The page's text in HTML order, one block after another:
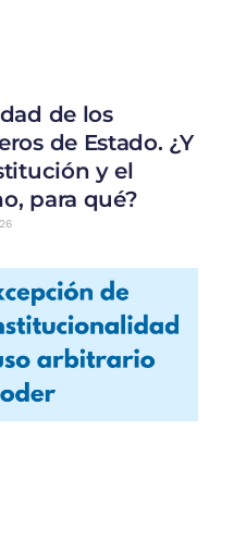
de los
de Estado. ¿Y
y el
para qué?